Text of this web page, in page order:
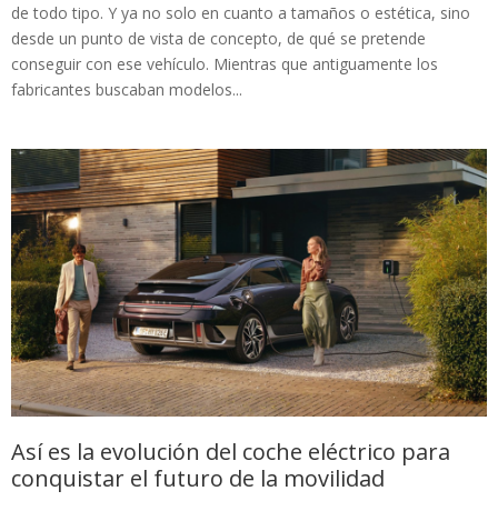
de todo tipo. Y ya no solo en cuanto a tamaños o estética, sino
desde un punto de vista de concepto, de qué se pretende
conseguir con ese vehículo. Mientras que antiguamente los
fabricantes buscaban modelos...
Así es la evolución del coche eléctrico para
conquistar el futuro de la movilidad